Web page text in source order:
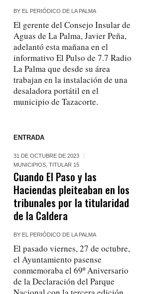
BY EL PERIÓDICO DE LA PALMA
El gerente del Consejo Insular de
Aguas de La Palma, Javier Peña,
adelantó esta mañana en el
informativo El Pulso de 7.7 Radio
La Palma que desde su área
trabajan en la instalación de una
desaladora portátil en el
municipio de Tazacorte.
ENTRADA
31 DE OCTUBRE DE 2023
MUNICIPIOS ,TITULAR 15
Cuando El Paso y las
Haciendas pleiteaban en los
tribunales por la titularidad
de la Caldera
BY EL PERIÓDICO DE LA PALMA
El pasado viernes, 27 de octubre,
el Ayuntamiento pasense
conmemoraba el 69º Aniversario
de la Declaración del Parque